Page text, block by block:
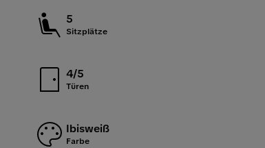
5
Sitzplätze
4/5
Türen
Ibisweiß
Farbe